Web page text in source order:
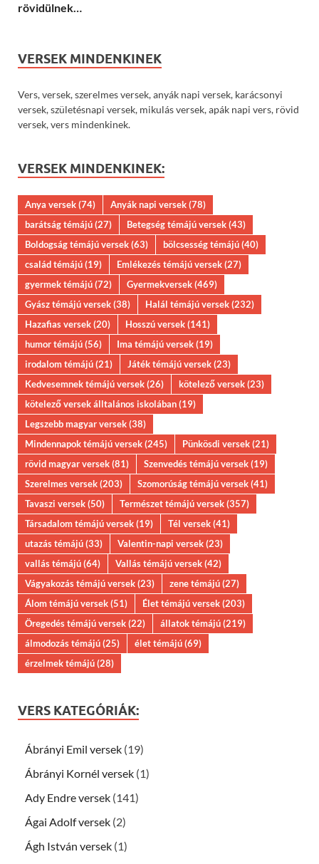
rövidülnek…
VERSEK MINDENKINEK
Vers, versek, szerelmes versek, anyák napi versek, karácsonyi
versek, születésnapi versek, mikulás versek, apák napi vers, rövid
versek, vers mindenkinek.
VERSEK MINDENKINEK:
Anya versek(74) Anyák napi versek(78)
barátság témájú(27) Betegség témájú versek(43)
Boldogság témájú versek(63) bölcsesség témájú(40)
család témájú(19) Emlékezés témájú versek(27)
gyermek témájú(72) Gyermekversek(469)
Gyász témájú versek(38) Halál témájú versek(232)
Hazafias versek(20) Hosszú versek(141)
humor témájú(56) Ima témájú versek(19)
irodalom témájú(21) Játék témájú versek(23)
Kedvesemnek témájú versek(26) kötelező versek(23)
kötelező versek álltalános iskolában(19)
Legszebb magyar versek(38)
Mindennapok témájú versek(245) Pünkösdi versek(21)
rövid magyar versek(81) Szenvedés témájú versek(19)
Szerelmes versek(203) Szomorúság témájú versek(41)
Tavaszi versek(50) Természet témájú versek(357)
Társadalom témájú versek(19) Tél versek(41)
utazás témájú(33) Valentin-napi versek(23)
vallás témájú(64) Vallás témájú versek(42)
Vágyakozás témájú versek(23) zene témájú(27)
Álom témájú versek(51) Élet témájú versek(203)
Öregedés témájú versek(22) állatok témájú(219)
álmodozás témájú(25) élet témájú(69)
érzelmek témájú(28)
VERS KATEGÓRIÁK:
Ábrányi Emil versek (19)
Ábrányi Kornél versek (1)
Ady Endre versek (141)
Ágai Adolf versek (2)
Ágh István versek (1)